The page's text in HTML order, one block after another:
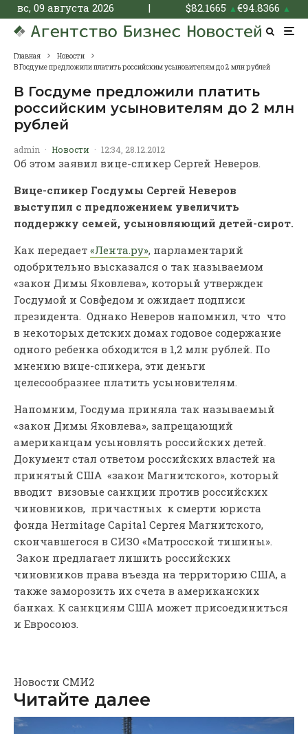
вс, 09 августа 2026 | $82.1665 ▲€94.8366 ▲
Главная
Новости
В Госдуме предложили платить российским усыновителям до 2 млн рублей
В Госдуме предложили платить
российским усыновителям до 2 млн
рублей
admin · Новости · 12:34, 28.12.2012
Об этом заявил вице-спикер Сергей Неверов.
Вице-спикер Госдумы Сергей Неверов
выступил с предложением увеличить
поддержку семей, усыновляющий детей-сирот.
Как передает «Лента.ру», парламентарий
одобрительно высказался о так называемом
«закон Димы Яковлева», который утвержден
Госдумой и Совфедом и ожидает подписи
президента. Однако Неверов напомнил, что что
в некоторых детских домах годовое содержание
одного ребенка обходится в 1,2 млн рублей. По
мнению вице-спикера, эти деньги
целесообразнее платить усыновителям.
Напомним, Госдума приняла так называемый
«закон Димы Яковлева», запрещающий
американцам усыновлять российских детей.
Документ стал ответом российских властей на
принятый США «закон Магнитского», который
вводит визовые санкции против российских
чиновников, причастных к смерти юриста
фонда Hermitage Capital Сергея Магнитского,
скончавшегося в СИЗО «Матросской тишины».
Закон предлагает лишить российских
чиновников права въезда на территорию США, а
также заморозить их счета в американских
банках. К санкциям США может присоединиться
и Евросоюз.
Новости СМИ2
Читайте далее